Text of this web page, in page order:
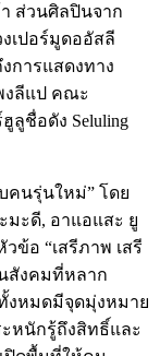
ส่วนศิลปินจาก
เปอร์มูดออัสลี
การแสดงทาง
งลีแป คณะ
ลูชื่อดัง Seluling
คนรุ่นใหม่” โดย
มะดี, อาแอแสะ ยู
ข้อ “เสรีภาพ เสรี
สังคมที่หลาก
งหมดมีจุดมุ่งหมาย
ะหนักรู้ถึงสิทธิ์และ